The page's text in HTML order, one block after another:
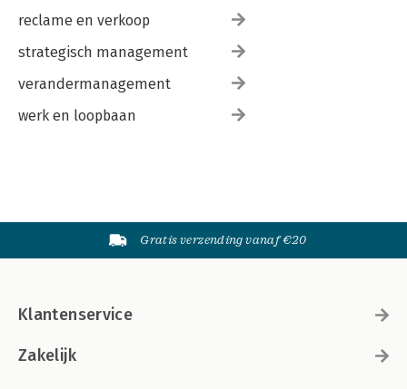
reclame en verkoop
strategisch management
verandermanagement
werk en loopbaan
Gratis verzending vanaf €20
Klantenservice
Zakelijk